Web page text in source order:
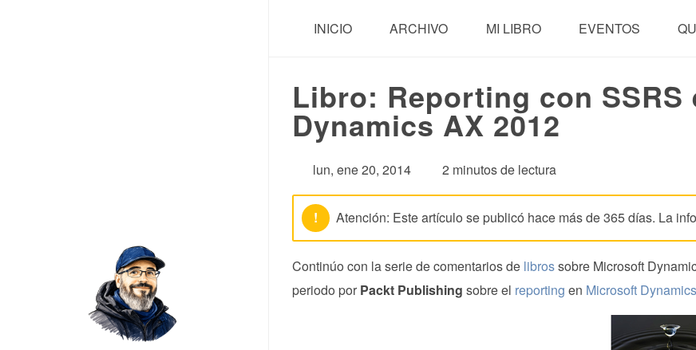
INICIO ARCHIVO MI LIBRO EVENTOS
Libro: Reporting con
Dynamics AX 2012
lun, ene 20, 2014 2 minutos de lectura
! Atención: Este artículo se publicó hace más de 365 días. La
Continúo con la serie de comentarios de librossobre Microsoft
periodo por Packt Publishing sobre el reporting en Microsoft